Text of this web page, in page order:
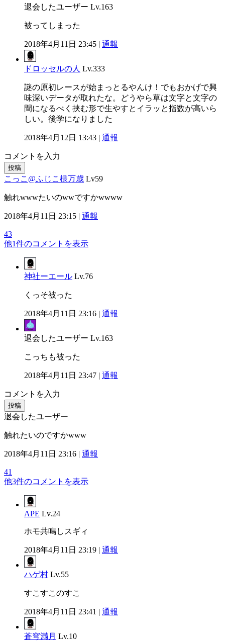
退会したユーザー Lv.163
被ってしまった
2018年4月11日 23:45 | 通報
ドロッセルの人 Lv.333
謎の原初レースが始まっとるやんけ！でもおかげで興
味深いデータが取れたな。どうやら草は文字と文字の
間になるべく挟む形で生やすとイラッと指数が高いら
しい。後学になりました
2018年4月12日 13:43 | 通報
コメントを入力
投稿
こっこ@ふじこ様万歳 Lv59
触れwwwたいのwwですかwwww
2018年4月11日 23:15 | 通報
43
他1件のコメントを表示
神社ーエール Lv.76
くっそ被った
2018年4月11日 23:16 | 通報
退会したユーザー Lv.163
こっちも被った
2018年4月11日 23:47 | 通報
コメントを入力
投稿
退会したユーザー
触れたいのですかwww
2018年4月11日 23:16 | 通報
41
他3件のコメントを表示
APE Lv.24
ホモ共鳴しスギィ
2018年4月11日 23:19 | 通報
ハゲ村 Lv.55
すこすこのすこ
2018年4月11日 23:41 | 通報
蒼穹満月 Lv.10